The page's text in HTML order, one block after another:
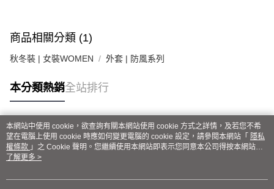
商品相關分類 (1)
秋冬裝 | 女裝WOMEN 外套 | 防風系列
本分類熱銷全站排行
熱門標籤
本網站中使用 cookie，欲查詢有關本網站使用 cookie 方式之詳情，及若您不希
望在電腦上使用 cookie 時應如何變更電腦的 cookie 設定，請參閱本網站「 隱私
權條款 」之 Cookie 聲明。您繼續使用本網站即表示您同意本公司得按本網站使
用條款之 Cookie 聲明使用 cookie。
了解更多 >